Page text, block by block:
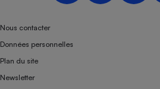
Nous contacter
Données personnelles
Plan du site
Newsletter